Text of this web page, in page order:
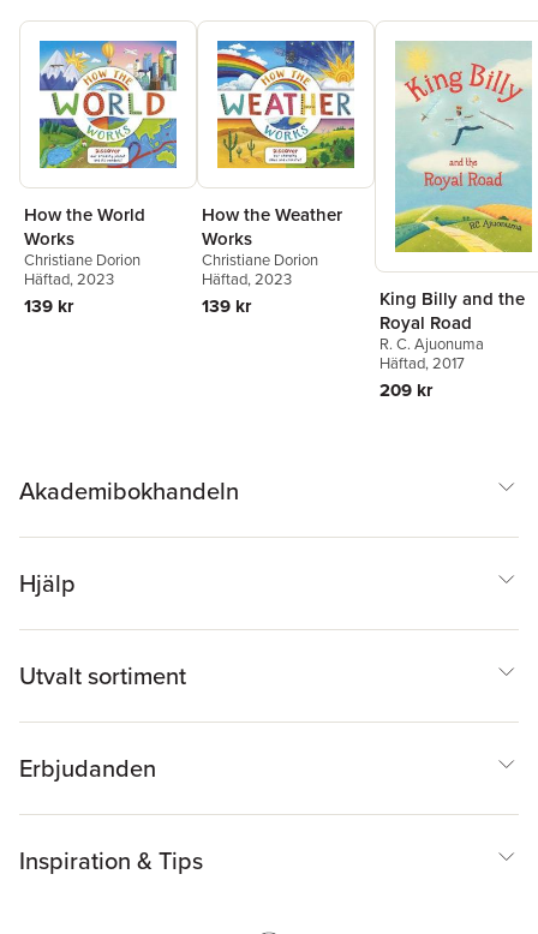
How the World
Works
Christiane Dorion
Häftad, 2023
139 kr
How the Weather
Works
Christiane Dorion
Häftad, 2023
139 kr
King Billy and the
Royal Road
R. C. Ajuonuma
Häftad, 2017
209 kr
Akademibokhandeln
Hjälp
Utvalt sortiment
Erbjudanden
Inspiration & Tips